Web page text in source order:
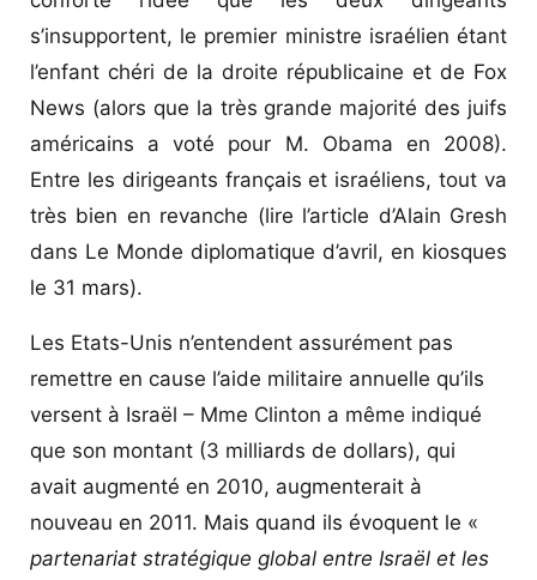
s’insupportent, le premier ministre israélien étant
l’enfant chéri de la droite républicaine et de Fox
News (alors que la très grande majorité des juifs
américains a voté pour M. Obama en 2008).
Entre les dirigeants français et israéliens, tout va
très bien en revanche (lire l’article d’Alain Gresh
dans Le Monde diplomatique d’avril, en kiosques
le 31 mars).
Les Etats-Unis n’entendent assurément pas
remettre en cause l’aide militaire annuelle qu’ils
versent à Israël – Mme Clinton a même indiqué
que son montant (3 milliards de dollars), qui
avait augmenté en 2010, augmenterait à
nouveau en 2011. Mais quand ils évoquent le «
partenariat stratégique global entre Israël et les